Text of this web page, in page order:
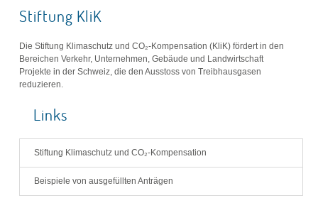
Stiftung KliK
Die Stiftung Klimaschutz und CO₂-Kompensation (KliK) fördert in den
Bereichen Verkehr, Unternehmen, Gebäude und Landwirtschaft
Projekte in der Schweiz, die den Ausstoss von Treibhausgasen
reduzieren.
Links
Stiftung Klimaschutz und CO₂-Kompensation
Beispiele von ausgefüllten Anträgen